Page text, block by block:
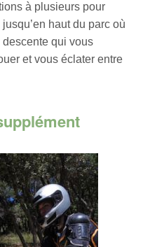
à plusieurs pour
haut du parc où
qui vous
et vous éclater entre